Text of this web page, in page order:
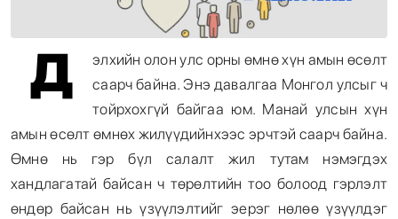
Д
элхийн олон улс орны өмнө хүн амын өсөлт
саарч байна. Энэ давалгаа Монгол улсыг ч
тойрхохгүй байгаа юм. Манай улсын хүн
амын өсөлт өмнөх жилүүдийнхээс эрчтэй саарч байна.
Өмнө нь гэр бүл салалт жил тутам нэмэгдэх
хандлагатай байсан ч төрөлтийн тоо болоод гэрлэлт
өндөр байсан нь үзүүлэлтийг эерэг нөлөө үзүүлдэг